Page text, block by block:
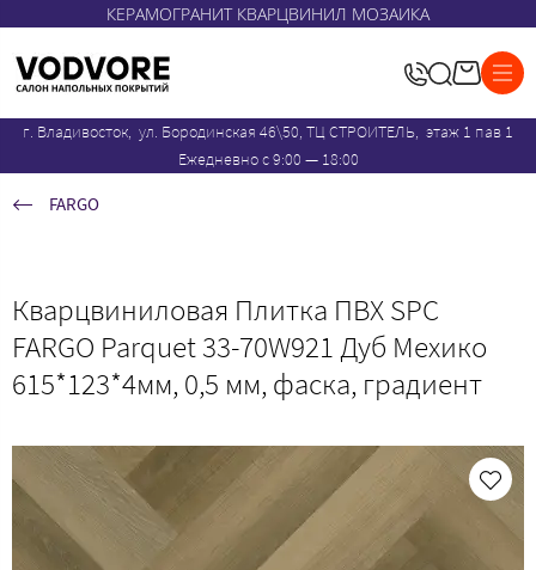
КЕРАМОГРАНИТ КВАРЦВИНИЛ МОЗАИКА
г. Владивосток, ул. Бородинская 46\50, ТЦ СТРОИТЕЛЬ, этаж 1 пав 1
Ежедневно с 9:00 — 18:00
FARGO
Кварцвиниловая Плитка ПВХ SPC
FARGO Parquet 33-70W921 Дуб Мехико
615*123*4мм, 0,5 мм, фаска, градиент